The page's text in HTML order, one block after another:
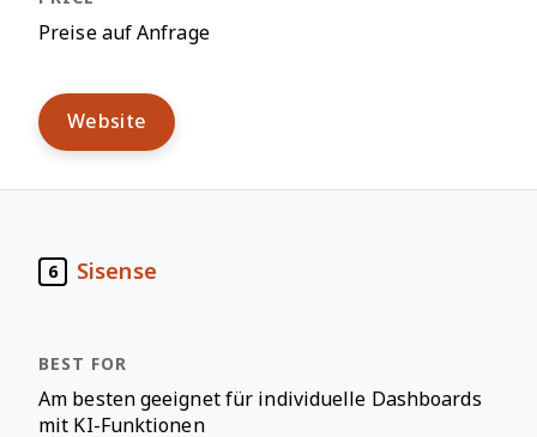
Preise auf Anfrage
Website
6 Sisense
Am besten geeignet für individuelle Dashboards
mit KI-Funktionen